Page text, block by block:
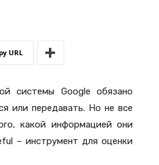
URL
системы Google обязано
или передавать. Но не все
какой информацией они
– инструмент для оценки